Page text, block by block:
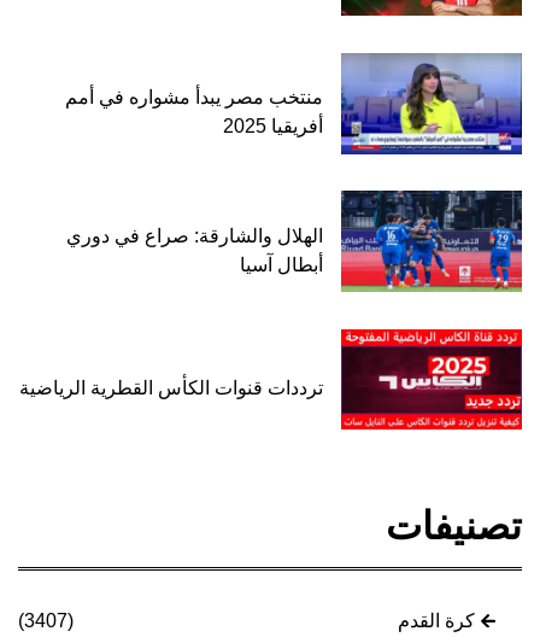
منتخب مصر يبدأ مشواره في أمم
أفريقيا 2025
الهلال والشارقة: صراع في دوري
أبطال آسيا
ترددات قنوات الكأس القطرية الرياضية
تصنيفات
كرة القدم (3407)